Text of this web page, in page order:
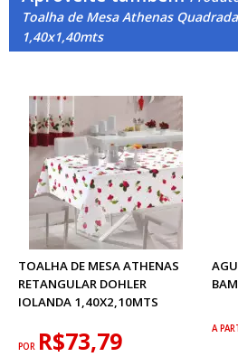
Toalha de Mesa Athenas
1,40x1,40mts
TOALHA DE MESA ATHENAS
RETANGULAR DOHLER
IOLANDA 1,40X2,10MTS
POR R$73,79 A